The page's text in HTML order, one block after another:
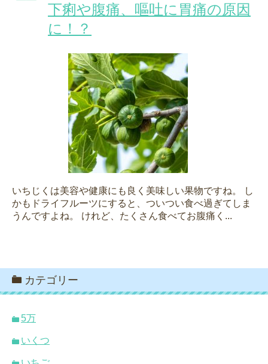
下痢や腹痛、嘔吐に胃痛の原因
に！？
いちじくは美容や健康にも良く美味しい果物ですね。 し
かもドライフルーツにすると、ついつい食べ過ぎてしま
うんですよね。 けれど、たくさん食べてお腹痛く...
カテゴリー
5万
いくつ